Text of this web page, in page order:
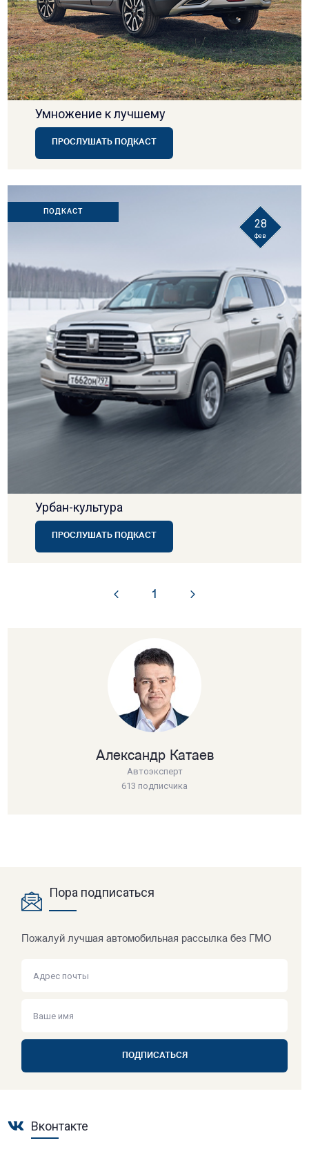
Умножение к лучшему
ПРОСЛУШАТЬ ПОДКАСТ
ПОДКАСТ
28
фев
Урбан-культура
ПРОСЛУШАТЬ ПОДКАСТ
1
Александр Катаев
Автоэксперт
613 подписчика
Пора подписаться
Пожалуй лучшая автомобильная рассылка без ГМО
ПОДПИСАТЬСЯ
Вконтакте